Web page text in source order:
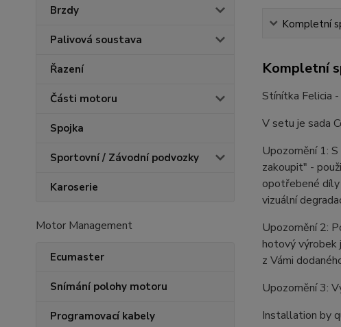
Brzdy
Palivová soustava
Řazení
Části motoru
Spojka
Sportovní / Závodní podvozky
Karoserie
Motor Management
Ecumaster
Snímání polohy motoru
Programovací kabely
Kompletní
Kompletní
Stínítka Felicia
V setu je sada
Upozornění 1:
zakoupit" -
opotřebené
vizuální
Upozornění 2:
hotový výrobek
z Vámi
Upozornění 3:
Installation by